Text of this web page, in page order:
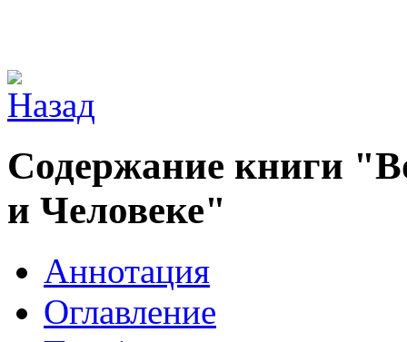
Содержание книги
и Человеке"
Аннотация
Оглавление